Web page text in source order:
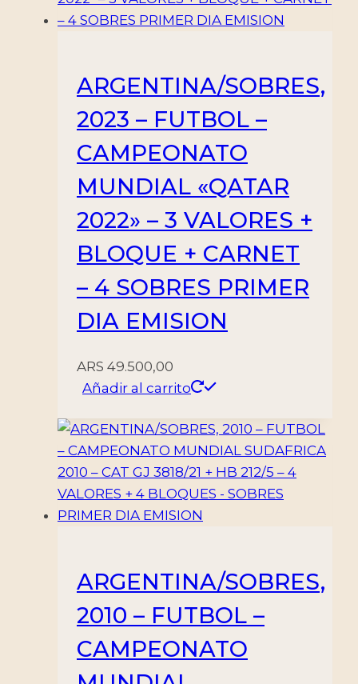
ARGENTINA/SOBRES,
2023 – FUTBOL –
CAMPEONATO
MUNDIAL «QATAR
2022» – 3 VALORES +
BLOQUE + CARNET
– 4 SOBRES PRIMER
DIA EMISION
ARS 49.500,00
Añadir al carrito
ARGENTINA/SOBRES,
2010 – FUTBOL –
CAMPEONATO